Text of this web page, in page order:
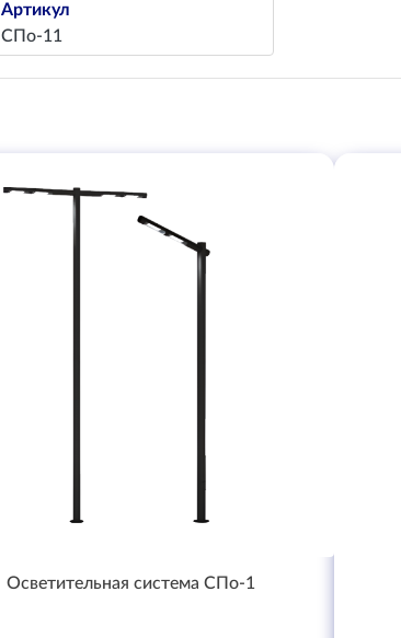
Артикул
СПо-11
Осветительная система СПо-1